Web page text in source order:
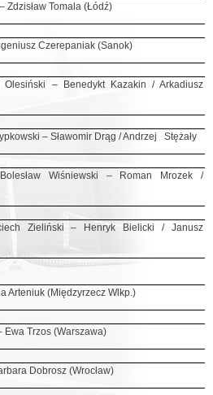
Zdzisław Tomala (Łódź)
Czerepaniak (Sanok)
Olesiński – Benedykt Kazakin / Arkadiusz
– Sławomir Drąg/ Andrzej Stężały
Wiśniewski – Roman Mrozek /
Zieliński – Henryk Bielicki / Janusz
Arteniuk (Międzyrzecz Wlkp.)
Ewa Trzos (Warszawa)
Dobrosz (Wrocław)